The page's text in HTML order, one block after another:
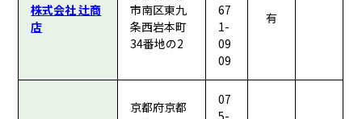
株式会社 辻商
店
市南区東九
条西岩本町
34番地の2
67
1-
09
09
有
京都府京都
07